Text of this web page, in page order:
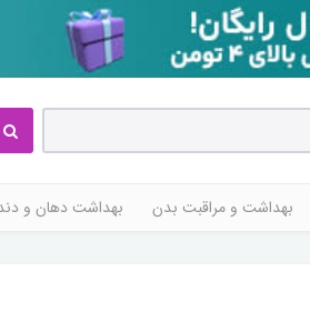
بهداشت و مراقبت بدن بهداشت دهان و